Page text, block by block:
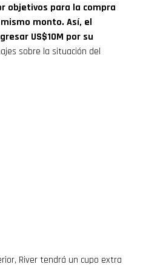
objetivos para la compra
monto. Así, el
US$10M por su
sobre la situación del
River tendrá un cupo extra